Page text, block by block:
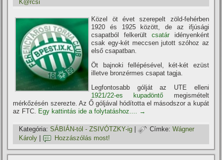
K@rcsi
Közel öt évet szerepelt zöld-fehérben
1920 és 1925 között, de az ifjúsági
csapatból felkerült csatáridényenként
csak egy-két meccsen jutott szóhoz az
első csapatban.
Öt bajnoki fellépésével, két-két ezüst
illetve bronzérmes csapat tagja.
Legfontosabb gólját az UTE elleni
1921/22-es kupadöntő megismételt
mérkőzésén szerezte. Az Ő góljával hódí­totta el másodszor a kupát
az FTC. Egy kattintás ide a folytatáshoz.... →
Kategória: SÁBIÁN-tól - ZSIVÓTZKY-ig | Címke: Wágner
Károly
Hozzászólás most!